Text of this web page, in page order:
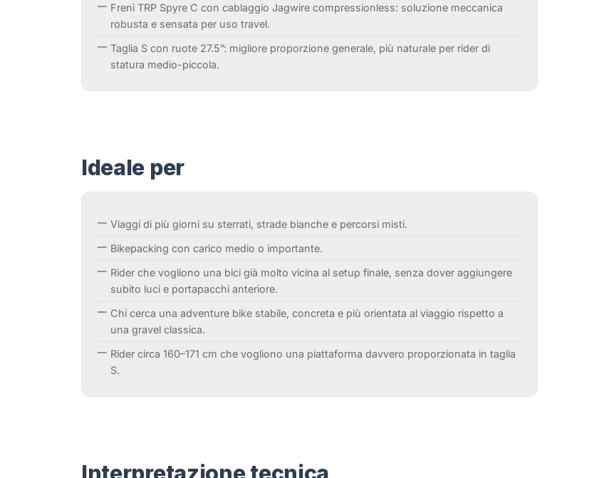
Freni TRP Spyre C con cablaggio Jagwire compressionless: soluzione meccanica
robusta e sensata per uso travel.
Taglia S con ruote 27.5”: migliore proporzione generale, più naturale per rider di
statura medio-piccola.
Ideale per
Viaggi di più giorni su sterrati, strade bianche e percorsi misti.
Bikepacking con carico medio o importante.
Rider che vogliono una bici già molto vicina al setup finale, senza dover aggiungere
subito luci e portapacchi anteriore.
Chi cerca una adventure bike stabile, concreta e più orientata al viaggio rispetto a
una gravel classica.
Rider circa 160–171 cm che vogliono una piattaforma davvero proporzionata in taglia
S.
Interpretazione tecnica